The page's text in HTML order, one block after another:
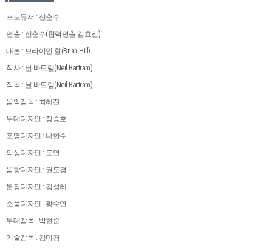
프로듀서 : 신춘수
연출 : 신춘수(협력연출 김효진)
대본 : 브라이언 힐(Brian Hill)
작사 : 닐 바트램(Neil Bartram)
작곡 : 닐 바트램(Neil Bartram)
음악감독 : 최혜진
무대디자인 : 정승호
조명디자인 : 나한수
의상디자인 : 도연
음향디자인 : 권도경
분장디자인 : 김성혜
소품디자인 : 황수연
무대감독 : 박현준
기술감독 : 김미경